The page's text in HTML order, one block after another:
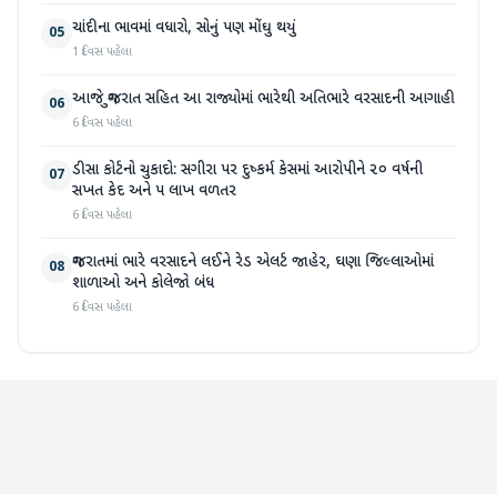
05 ચાંદીના ભાવમાં વધારો, સોનું પણ મોંઘુ થયું
1 દિવસ પહેલા
06 આજે ગુજરાત સહિત આ રાજ્યોમાં ભારેથી અતિભારે વરસાદની આગાહી
6 દિવસ પહેલા
07 ડીસા કોર્ટનો ચુકાદો: સગીરા પર દુષ્કર્મ કેસમાં આરોપીને ૨૦ વર્ષની
સખત કેદ અને ૫ લાખ વળતર
6 દિવસ પહેલા
08 ગુજરાતમાં ભારે વરસાદને લઈને રેડ એલર્ટ જાહેર, ઘણા જિલ્લાઓમાં
શાળાઓ અને કોલેજો બંધ
6 દિવસ પહેલા